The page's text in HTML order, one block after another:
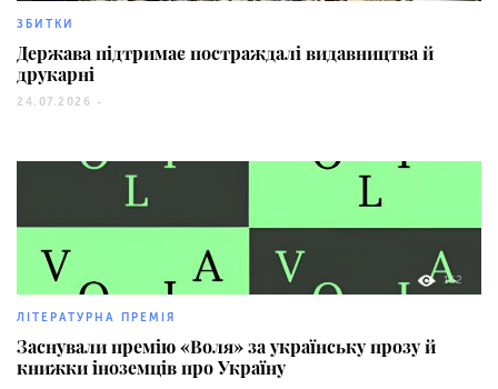
ЗБИТКИ
Держава підтримає постраждалі видавництва й
друкарні
24.07.2026 -
162
ЛІТЕРАТУРНА ПРЕМІЯ
Заснували премію «Воля» за українську прозу й
книжки іноземців про Україну